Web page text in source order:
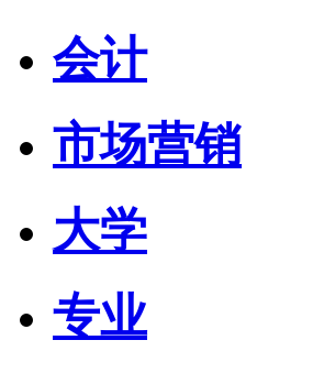
会计
市场营销
大学
专业